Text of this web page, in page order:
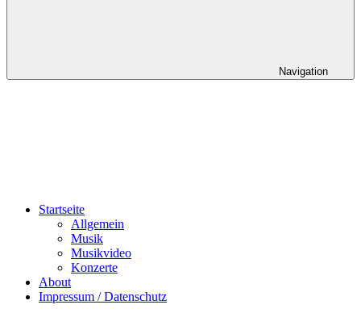
Navigation
Startseite
Allgemein
Musik
Musikvideo
Konzerte
About
Impressum / Datenschutz